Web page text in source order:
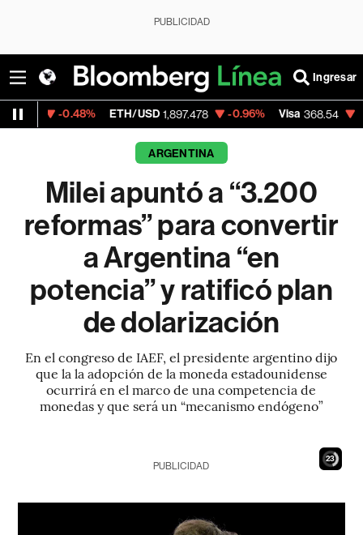
PUBLICIDAD
Ingresar
ETH/USD 1,897.478 -0.96% Visa 368.54 -0.28%
ARGENTINA
Milei apuntó a “3.200
reformas” para convertir
a Argentina “en
potencia” y ratificó plan
de dolarización
En el congreso de IAEF, el presidente argentino dijo
que la la adopción de la moneda estadounidense
ocurrirá en el marco de una competencia de
monedas y que será un “mecanismo endógeno”
22
PUBLICIDAD